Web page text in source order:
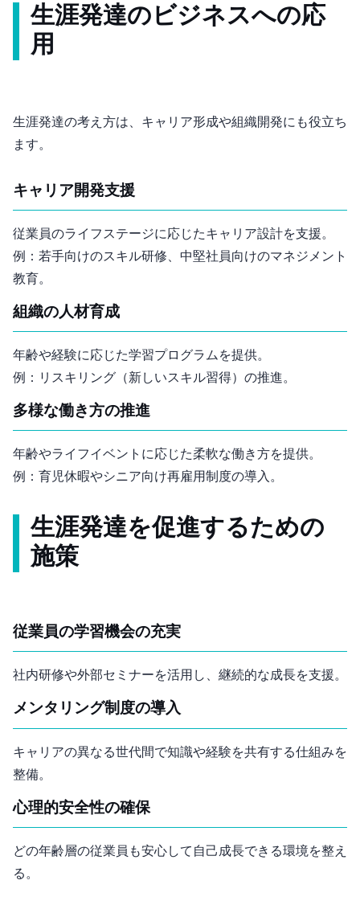
生涯発達のビジネスへの応
用
生涯発達の考え方は、キャリア形成や組織開発にも役立ち
ます。
キャリア開発支援
従業員のライフステージに応じたキャリア設計を支援。
例：若手向けのスキル研修、中堅社員向けのマネジメント
教育。
組織の人材育成
年齢や経験に応じた学習プログラムを提供。
例：リスキリング（新しいスキル習得）の推進。
多様な働き方の推進
年齢やライフイベントに応じた柔軟な働き方を提供。
例：育児休暇やシニア向け再雇用制度の導入。
生涯発達を促進するための
施策
従業員の学習機会の充実
社内研修や外部セミナーを活用し、継続的な成長を支援。
メンタリング制度の導入
キャリアの異なる世代間で知識や経験を共有する仕組みを
整備。
心理的安全性の確保
どの年齢層の従業員も安心して自己成長できる環境を整え
る。